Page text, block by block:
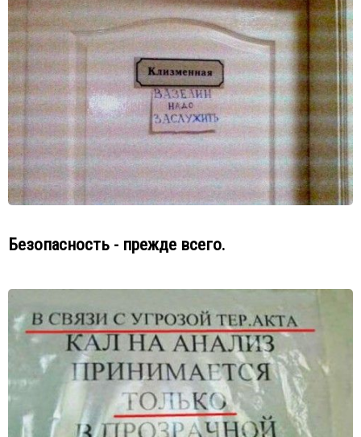
Безопасность - прежде всего.